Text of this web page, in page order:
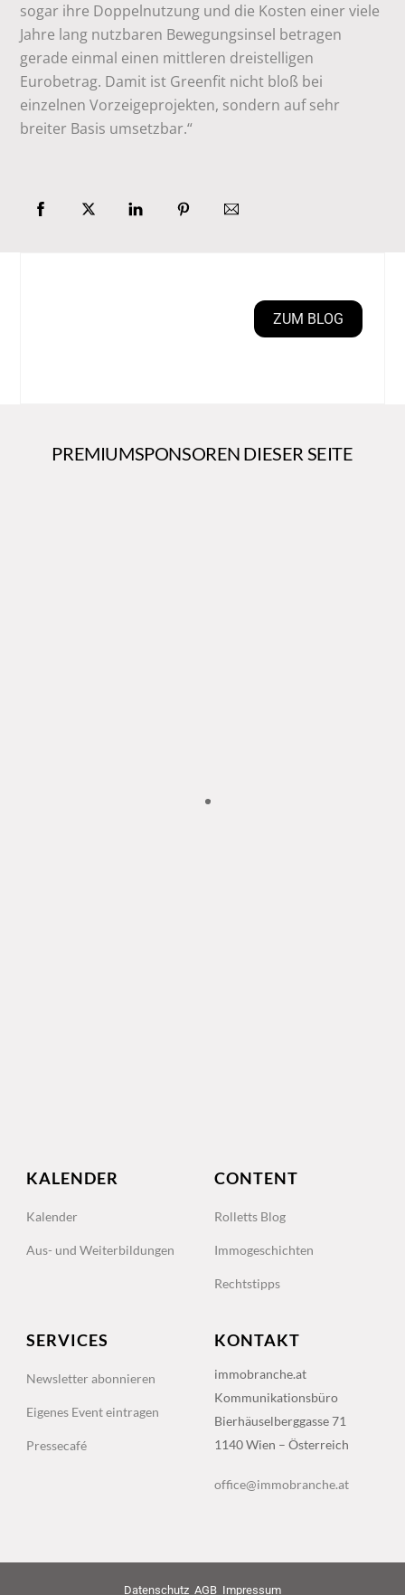
sogar ihre Doppelnutzung und die Kosten einer viele
Jahre lang nutzbaren Bewegungsinsel betragen
gerade einmal einen mittleren dreistelligen
Eurobetrag. Damit ist Greenfit nicht bloß bei
einzelnen Vorzeigeprojekten, sondern auf sehr
breiter Basis umsetzbar.“
ZUM BLOG
PREMIUMSPONSOREN DIESER SEITE
KALENDER
Kalender
Aus- und Weiterbildungen
CONTENT
Rolletts Blog
Immogeschichten
Rechtstipps
SERVICES
Newsletter abonnieren
Eigenes Event eintragen
Pressecafé
KONTAKT
immobranche.at
Kommunikationsbüro
Bierhäuselberggasse 71
1140 Wien – Österreich
office@immobranche.at
Datenschutz AGB Impressum